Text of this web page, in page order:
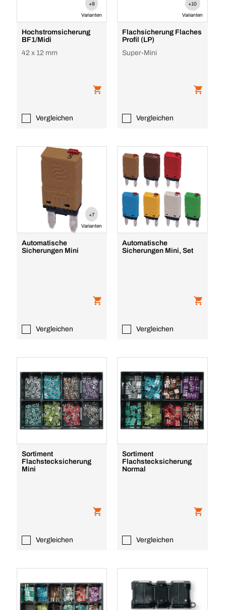
+9
Varianten
Hochstromsicherung
BF1/Midi
42 x 12 mm
Vergleichen
+10
Varianten
Flachsicherung Flaches
Profil (LP)
Super-Mini
Vergleichen
+7
Varianten
Automatische
Sicherungen Mini
Vergleichen
Automatische
Sicherungen Mini, Set
Vergleichen
Sortiment
Flachstecksicherung
Mini
Vergleichen
Sortiment
Flachstecksicherung
Normal
Vergleichen